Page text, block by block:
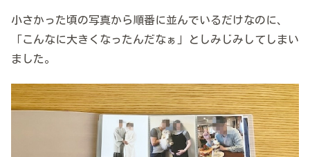
小さかった頃の写真から順番に並んでいるだけなのに、
「こんなに大きくなったんだなぁ」としみじみしてしまい
ました。